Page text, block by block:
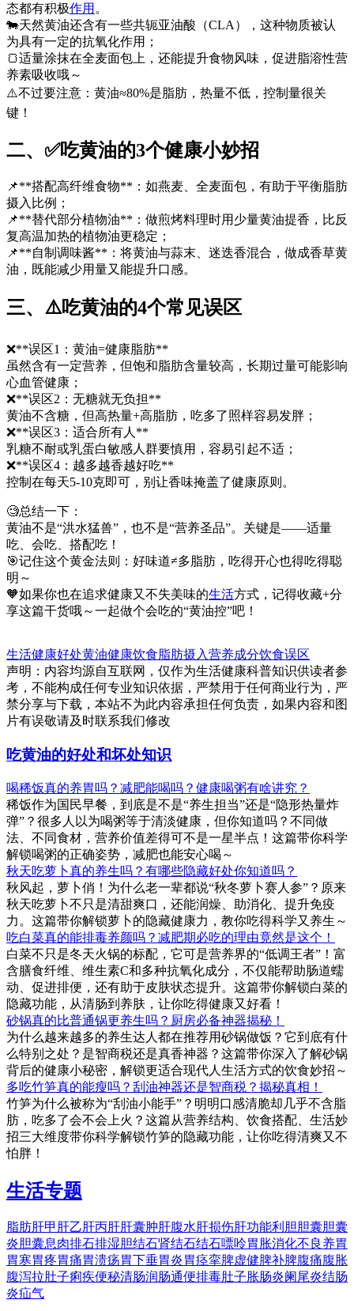
态都有积极作用 。
🐄天然黄油还含有一些共轭亚油酸（CLA），这种物质被认
为具有一定的抗氧化作用；
🍞适量涂抹在全麦面包上，还能提升食物风味，促进脂溶性营
养素吸收哦～
⚠️不过要注意：黄油≈80%是脂肪，热量不低，控制量很关
键！
二、✅吃黄油的3个健康小妙招
📌**搭配高纤维食物**：如燕麦、全麦面包，有助于平衡脂肪
摄入比例；
📌**替代部分植物油**：做煎烤料理时用少量黄油提香，比反
复高温加热的植物油更稳定；
📌**自制调味酱**：将黄油与蒜末、迷迭香混合，做成香草黄
油，既能减少用量又能提升口感。
三、⚠️吃黄油的4个常见误区
❌**误区1：黄油=健康脂肪**
虽然含有一定营养，但饱和脂肪含量较高，长期过量可能影响
心血管健康；
❌**误区2：无糖就无负担**
黄油不含糖，但高热量+高脂肪，吃多了照样容易发胖；
❌**误区3：适合所有人**
乳糖不耐或乳蛋白敏感人群要慎用，容易引起不适；
❌**误区4：越多越香越好吃**
控制在每天5-10克即可，别让香味掩盖了健康原则。
🧐总结一下：
黄油不是“洪水猛兽”，也不是“营养圣品”。关键是——适量
吃、会吃、搭配吃！
🎯记住这个黄金法则：好味道≠多脂肪，吃得开心也得吃得聪
明～
🧡如果你也在追求健康又不失美味的生活方式，记得收藏+分
享这篇干货哦～一起做个会吃的“黄油控”吧！
生活健康好处黄油健康饮食 脂肪摄入营养成分饮食误区
声明：内容均源自互联网，仅作为生活健康科普知识供读者参
考，不能构成任何专业知识依据，严禁用于任何商业行为，严
禁分享与下载，本站不为此内容承担任何负责，如果内容和图
片有误敬请及时联系我们修改
吃黄油的好处和坏处知识
喝稀饭真的养胃吗？减肥能喝吗？健康喝粥有啥讲究？
稀饭作为国民早餐，到底是不是“养生担当”还是“隐形热量炸
弹”？很多人以为喝粥等于清淡健康，但你知道吗？不同做
法、不同食材，营养价值差得可不是一星半点！这篇带你科学
解锁喝粥的正确姿势，减肥也能安心喝～
秋天吃萝卜真的养生吗？有哪些隐藏好处你知道吗？
秋风起，萝卜俏！为什么老一辈都说“秋冬萝卜赛人参”？原来
秋天吃萝卜不只是清甜爽口，还能润燥、助消化、提升免疫
力。这篇带你解锁萝卜的隐藏健康力，教你吃得科学又养生～
吃白菜真的能排毒养颜吗？减肥期必吃的理由竟然是这个！
白菜不只是冬天火锅的标配，它可是营养界的“低调王者”！富
含膳食纤维、维生素C和多种抗氧化成分，不仅能帮助肠道蠕
动、促进排便，还有助于皮肤状态提升。这篇带你解锁白菜的
隐藏功能，从清肠到养肤，让你吃得健康又好看！
砂锅真的比普通锅更养生吗？厨房必备神器揭秘！
为什么越来越多的养生达人都在推荐用砂锅做饭？它到底有什
么特别之处？是智商税还是真香神器？这篇带你深入了解砂锅
背后的健康小秘密，解锁更适合现代人生活方式的饮食妙招～
多吃竹笋真的能瘦吗？刮油神器还是智商税？揭秘真相！
竹笋为什么被称为“刮油小能手”？明明口感清脆却几乎不含脂
肪，吃多了会不会上火？这篇从营养结构、饮食搭配、生活妙
招三大维度带你科学解锁竹笋的隐藏功能，让你吃得清爽又不
怕胖！
生活专题
脂肪肝甲肝乙肝丙肝肝囊肿肝腹水肝损伤肝功能利胆胆囊胆囊
炎胆囊息肉排石排湿胆结石肾结石结石嘌呤胃胀消化不良 养胃
胃寒胃疼胃痛胃溃疡胃下垂胃炎胃痉挛脾虚健脾补脾腹痛腹胀
腹泻拉肚子痢疾便秘清肠润肠通便排毒肚子胀肠炎阑尾炎结肠
炎疝气